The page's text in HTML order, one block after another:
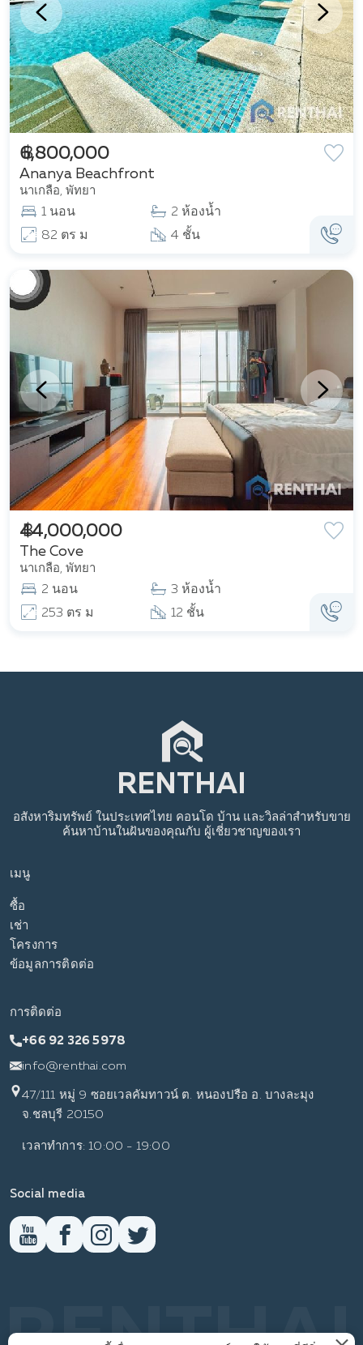
Ananya Beachfront
นาเกลือ, พัทยา
฿ 6,800,000
1 นอน
2 ห้องน้ำ
82 ตร ม
4 ชั้น
The Cove
นาเกลือ, พัทยา
฿ 44,000,000
2 นอน
3 ห้องน้ำ
253 ตร ม
12 ชั้น
เมนู
ซื้อ
เช่า
โครงการ
ข้อมูลการติดต่อ
อสังหาริมทรัพย์ ในประเทศไทย คอนโด บ้าน และวิลล่าสำหรับขาย
ค้นหาบ้านในฝันของคุณกับ ผู้เชี่ยวชาญของเรา
การติดต่อ
+66 92 326 5978
info@renthai.com
47/111 หมู่ 9 ซอยเวลคัมทาวน์ ต. หนองปรือ อ. บางละมุง
จ.ชลบุรี 20150
เวลาทำการ: 10:00 - 19:00
Social media